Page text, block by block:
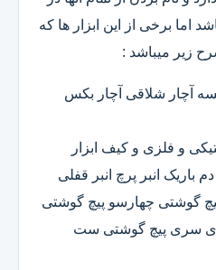
اما برخی از این ابزار ها که
زیر میباشد :
آچار شلاقی آچار بکس
و فلزی و کیف ابزار
باریک انبر پرچ انبر قفلی
گوشتی چهارسو پیچ گوشتی
ای سری پیچ گوشتی ست